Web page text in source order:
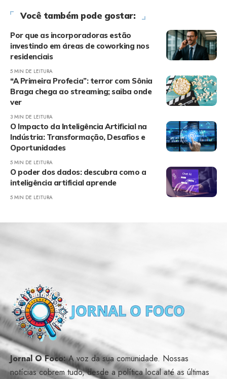
Você também pode gostar:
Por que as incorporadoras estão
investindo em áreas de coworking nos
residenciais
5 MIN DE LEITURA
“A Primeira Profecia”: terror com Sônia
Braga chega ao streaming; saiba onde
ver
3 MIN DE LEITURA
O Impacto da Inteligência Artificial na
Indústria: Transformação, Desafios e
Oportunidades
5 MIN DE LEITURA
O poder dos dados: descubra como a
inteligência artificial aprende
5 MIN DE LEITURA
Jornal O Foco:A voz da sua comunidade. Nossas
notícias cobrem tudo, desde a política local até as últimas